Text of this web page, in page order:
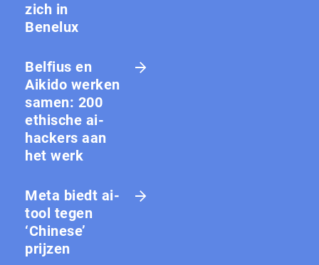
zich in
Benelux
Belfius en
Aikido werken
samen: 200
ethische ai-
hackers aan
het werk
Meta biedt ai-
tool tegen
‘Chinese’
prijzen